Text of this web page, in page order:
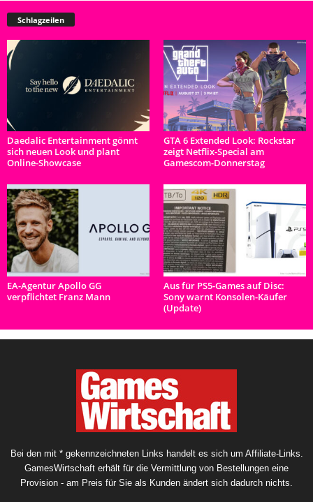
Schlagzeilen
Daedalic Entertainment gönnt
sich neuen Look und plant
Online-Showcase
GTA 6 Extended Look: Rockstar
zeigt Netflix-Special am
Gamescom-Donnerstag
EA-Agentur Apollo GG
verpflichtet Franz Mann
Aus für PS5-Games auf Disc:
Sony warnt Konsolen-Käufer
(Update)
Bei den mit * gekennzeichneten Links handelt es sich um Affiliate-Links.
GamesWirtschaft erhält für die Vermittlung von Bestellungen eine
Provision - am Preis für Sie als Kunden ändert sich dadurch nichts.